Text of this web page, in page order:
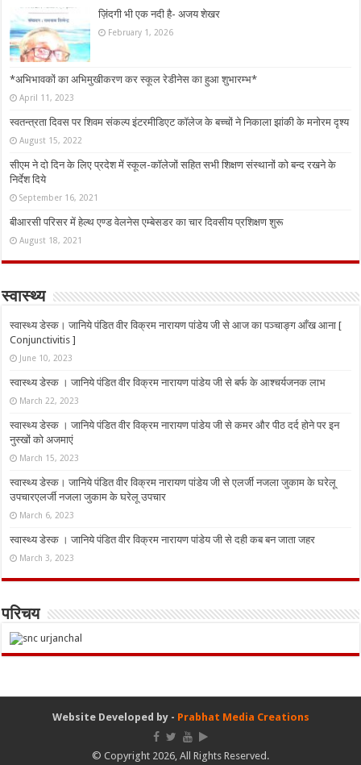
ज़िंदगी भी एक नदी है- अजय शेखर
February 1, 2026
*अभिभावकों का अभिमुखीकरण कर स्कूल रेडीनेस का हुआ शुभारम्भ*
April 11, 2023
स्वतन्त्रता दिवस पर शिवम संकल्प इंटरमीडिएट कॉलेज के बच्चों ने निकाला झांकी के मनोरम दृश्य
August 15, 2022
सीएम ने दो दिन के लिए प्रदेश में स्कूल-कॉलेजों सहित सभी शिक्षण संस्थानों को बन्द रखने के
निर्देश दिये
September 16, 2021
बीआरसी परिसर में हेल्थ एण्ड वेलनेस एम्बेसडर का चार दिवसीय प्रशिक्षण शुरू
August 18, 2021
स्वास्थ्य
स्वास्थ्य डेस्क। जानिये पंडित वीर विक्रम नारायण पांडेय जी से आज का पञ्चाङ्ग आँख आना [
Conjunctivitis ]
June 10, 2023
स्वास्थ्य डेस्क । जानिये पंडित वीर विक्रम नारायण पांडेय जी से बर्फ के आश्चर्यजनक लाभ
March 22, 2023
स्वास्थ्य डेस्क । जानिये पंडित वीर विक्रम नारायण पांडेय जी से कमर और पीठ दर्द होने पर इन
नुस्‍खों को अजमाएं
March 15, 2023
स्वास्थ्य डेस्क। जानिये पंडित वीर विक्रम नारायण पांडेय जी से एलर्जी नजला जुकाम के घरेलू
उपचारएलर्जी नजला जुकाम के घरेलू उपचार
March 6, 2023
स्वास्थ्य डेस्क । जानिये पंडित वीर विक्रम नारायण पांडेय जी से दही कब बन जाता जहर
March 3, 2023
परिचय
Website Developed by - Prabhat Media Creations
© Copyright 2026, All Rights Reserved.